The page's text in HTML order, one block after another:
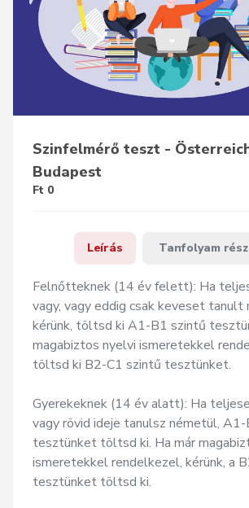
Szinfelmérő teszt -
Budapest
Ft 0
Leírás Tanfolyam
Felnőtteknek (14 év felett): Ha
vagy, vagy eddig csak keveset tanult
kérünk, töltsd ki A1-B1 szintű
magabiztos nyelvi ismeretekkel
töltsd ki B2-C1 szintű tesztünket.
Gyerekeknek (14 év alatt): Ha
vagy rövid ideje tanulsz németül,
tesztünket töltsd ki. Ha már
ismeretekkel rendelkezel, kérünk, a